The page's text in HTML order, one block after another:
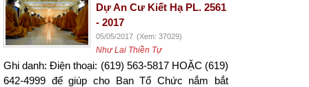
Dự An Cư Kiết Hạ PL. 2561
- 2017
05/05/2017 (Xem: 37029)
Như Lai Thiền Tự
Ghi danh: Điện thoại: (619) 563-5817 HOẶC (619)
642-4999 để giúp cho Ban Tổ Chức nắm bắt